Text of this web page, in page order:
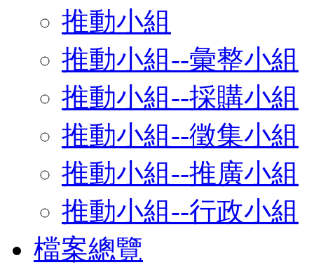
推動小組
推動小組--彙整小組
推動小組--採購小組
推動小組--徵集小組
推動小組--推廣小組
推動小組--行政小組
檔案總覽